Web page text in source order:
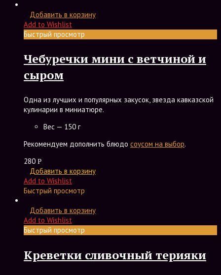
Добавить в корзину
Add to Wishlist
Быстрый просмотр
Чебуречки мини с ветчиной и
сыром
Одна из лучших и популярных закусок, звезда кавказской
кулинарии в миниатюре.
Вес — 150 г
Рекомендуем дополнить блюдо соусом на выбор.
280 Р
Добавить в корзину
Add to Wishlist
Быстрый просмотр
Добавить в корзину
Add to Wishlist
Быстрый просмотр
Креветки сливочный терияки